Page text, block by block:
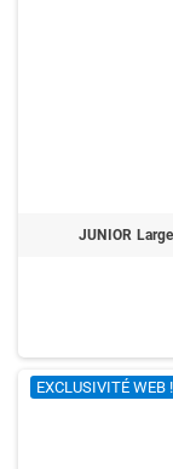
JUNIOR
EXCLUSIVITÉ WEB !